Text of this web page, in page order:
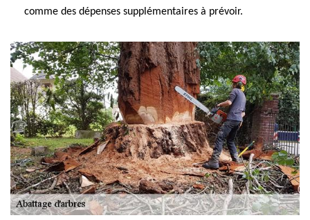
comme des dépenses supplémentaires à prévoir.